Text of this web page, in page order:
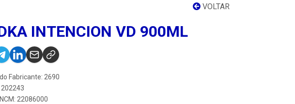
VOLTAR
INTENCION VD 900ML
Fabricante: 2690
22086000